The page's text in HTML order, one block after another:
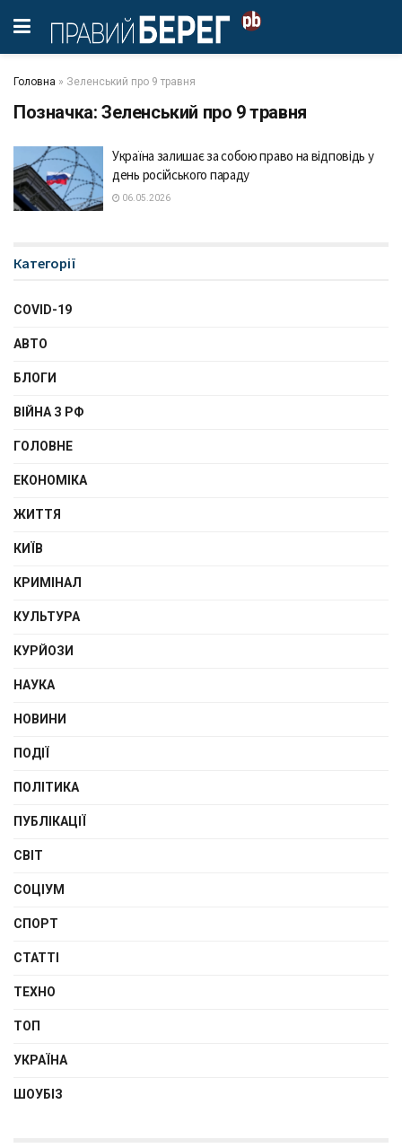
Головна » Зеленський про 9 травня
Позначка: Зеленський про 9 травня
Україна залишає за собою право на відповідь у
день російського параду
06.05.2026
Категорії
COVID-19
АВТО
БЛОГИ
ВІЙНА З РФ
ГОЛОВНЕ
ЕКОНОМІКА
ЖИТТЯ
КИЇВ
КРИМІНАЛ
КУЛЬТУРА
КУРЙОЗИ
НАУКА
НОВИНИ
ПОДІЇ
ПОЛІТИКА
ПУБЛІКАЦІЇ
СВІТ
СОЦІУМ
СПОРТ
СТАТТІ
ТЕХНО
ТОП
УКРАЇНА
ШОУБІЗ